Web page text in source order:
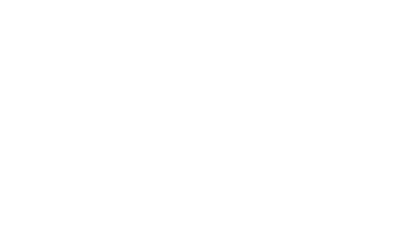
Mahnbescheid ist ein Formular beigefügt.
werden.